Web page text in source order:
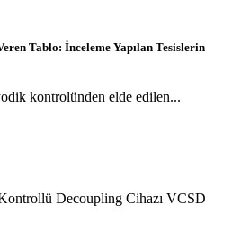
Tablo: İnceleme Yapılan Tesislerin
kontrolünden elde edilen...
Decoupling Cihazı VCSD